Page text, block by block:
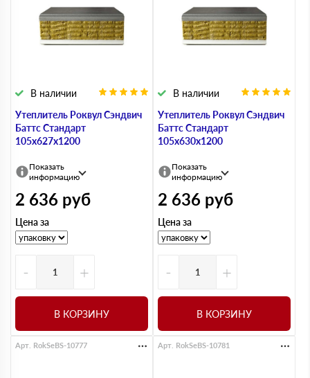
Утеплитель Роквул Сэндвич
Баттс Стандарт
105х627х1200
В наличии
Показать
информацию
2 636 руб
Цена за
- +
В КОРЗИНУ
Утеплитель Роквул Сэндвич
Баттс Стандарт
105х630х1200
В наличии
Показать
информацию
2 636 руб
Цена за
- +
В КОРЗИНУ
Арт. RokSeBS-10777 Арт. RokSeBS-10781